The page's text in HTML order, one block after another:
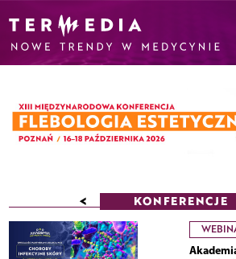
< KONFERENCJE